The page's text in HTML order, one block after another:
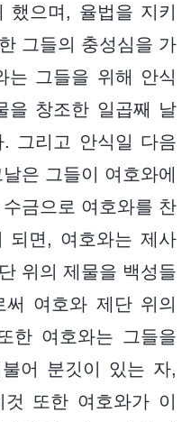
했으며, 율법을 지키
그들의 충성심을 가
는 그들을 위해 안식
을 창조한 일곱째 날
그리고 안식일 다음
은 그들이 여호와에
금으로 여호와를 찬
되면, 여호와는 제사
위의 제물을 백성들
여호와 제단 위의
한 여호와는 그들을
어 분깃이 있는 자,
것 또한 여호와가 이